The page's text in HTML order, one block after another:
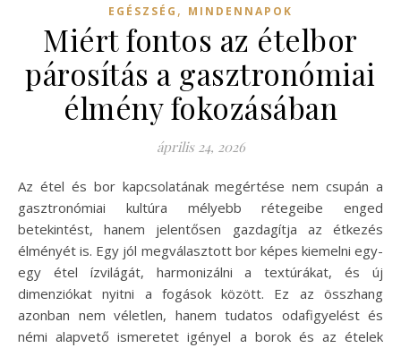
EGÉSZSÉG , MINDENNAPOK
Miért fontos az ételbor
párosítás a gasztronómiai
élmény fokozásában
április 24, 2026
Az étel és bor kapcsolatának megértése nem csupán a
gasztronómiai kultúra mélyebb rétegeibe enged
betekintést, hanem jelentősen gazdagítja az étkezés
élményét is. Egy jól megválasztott bor képes kiemelni egy-
egy étel ízvilágát, harmonizálni a textúrákat, és új
dimenziókat nyitni a fogások között. Ez az összhang
azonban nem véletlen, hanem tudatos odafigyelést és
némi alapvető ismeretet igényel a borok és az ételek